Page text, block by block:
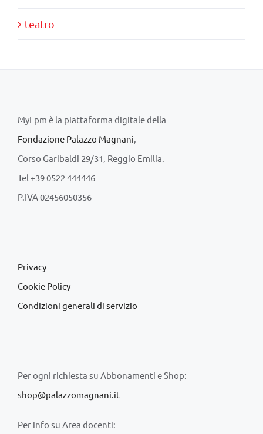
teatro
MyFpm è la piattaforma digitale della
Fondazione Palazzo Magnani,
Corso Garibaldi 29/31, Reggio Emilia.
Tel +39 0522 444446
P.IVA 02456050356
Privacy
Cookie Policy
Condizioni generali di servizio
Per ogni richiesta su Abbonamenti e Shop:
shop@palazzomagnani.it
Per info su Area docenti: